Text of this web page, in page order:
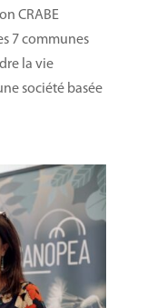
CRABE
7 communes
la vie
société basée